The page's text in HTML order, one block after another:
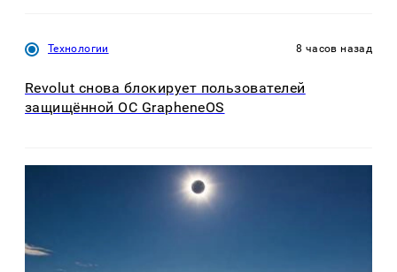
Технологии 8 часов назад
Revolut снова блокирует пользователей
защищённой ОС GrapheneOS